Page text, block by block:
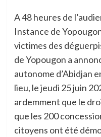
A 48 heures de
Instance de
victimes des
de Yopougon a
autonome d’Abidjan
lieu, le jeudi 25 juin
ardemment que le
que les 200
citoyens ont été